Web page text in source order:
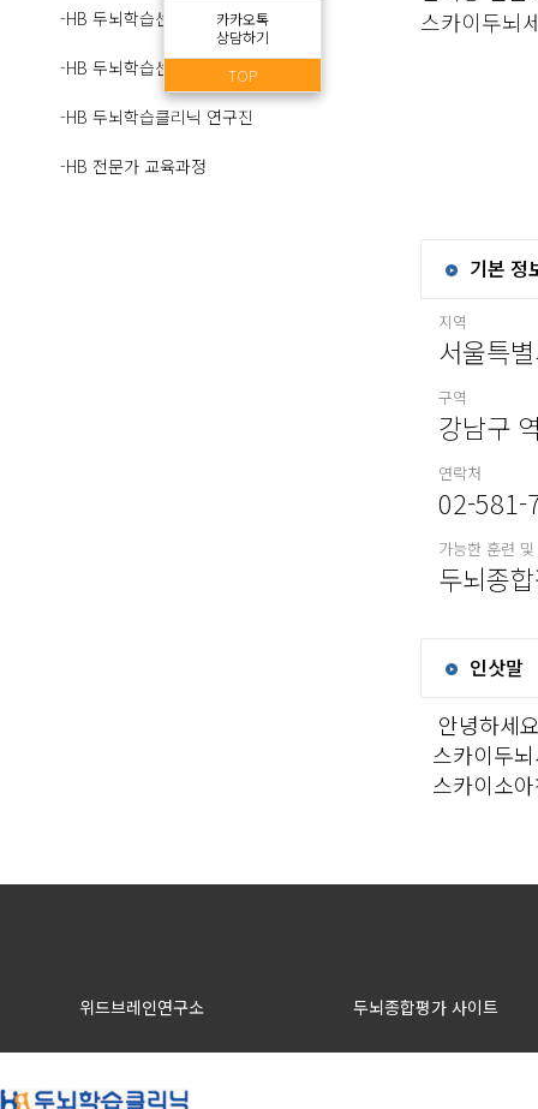
카카오톡
상담하기
TOP
-HB 두뇌학습센터 지점현황
-HB 두뇌학습센터 네트워크
-HB 두뇌학습클리닉 연구진
-HB 전문가 교육과정
스카이두뇌
기본 정
지역
서울특
구역
강남구
연락처
02-581-
가능한 훈련
두뇌종
인삿말
안녕하세
스카이두
스카이소
위드브레인연구소 두뇌종합평가 사이트